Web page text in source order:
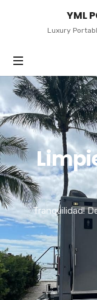
YML
YML
Luxury
Tranquilidad!